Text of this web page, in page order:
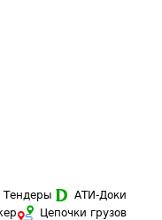
Тендеры
АТИ-Доки
Цепочки грузов